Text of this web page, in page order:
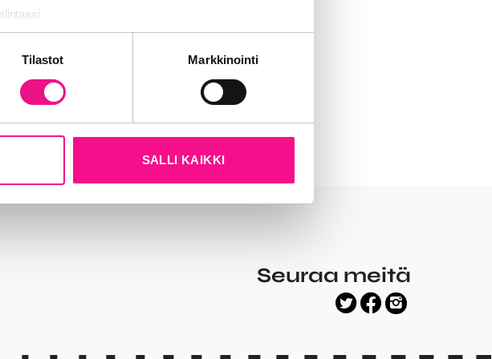
tietoja siitä, miten käytät sivustoamme.
Tilastot Markkinointi
SALLI KAIKKI
Seuraa meitä
twitter
facebook
instagram